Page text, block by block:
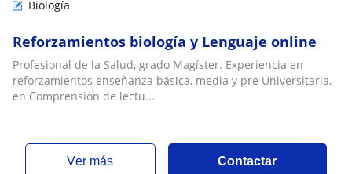
Biología
Reforzamientos biología y Lenguaje online
Profesional de la Salud, grado Magíster. Experiencia en
reforzamientos enseñanza básica, media y pre Universitaria,
en Comprensión de lectu...
ver más Contactar